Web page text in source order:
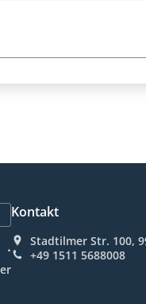
.
Kontakt
Stadtilmer Str. 100,
+49 1511 5688008